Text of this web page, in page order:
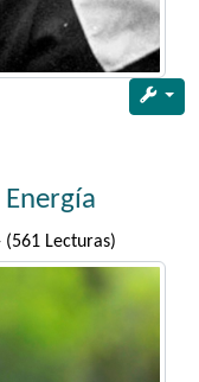
(561 Lecturas)